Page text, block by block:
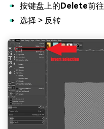
按键盘上的Delete前往
选择 > 反转